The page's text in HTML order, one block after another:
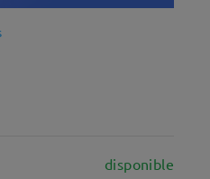
disponible